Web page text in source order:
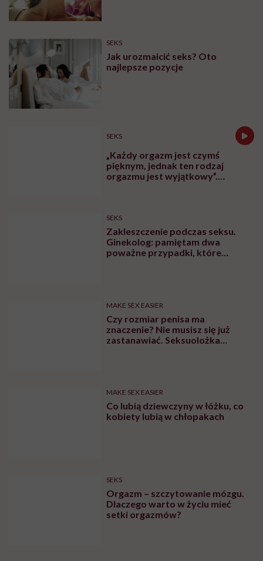
SEKS
Jak urozmaicić seks? Oto
najlepsze pozycje
SEKS
„Każdy orgazm jest czymś
pięknym, jednak ten rodzaj
orgazmu jest wyjątkowy”.
SEKS
Zakleszczenie podczas seksu.
Ginekolog: pamiętam dwa
poważne przypadki, które
MAKE SEX EASIER
Czy rozmiar penisa ma
znaczenie? Nie musisz się już
zastanawiać. Seksuolożka
MAKE SEX EASIER
Co lubią dziewczyny w łóżku, co
kobiety lubią w chłopakach
SEKS
Orgazm – szczytowanie mózgu.
Dlaczego warto w życiu mieć
setki orgazmów?